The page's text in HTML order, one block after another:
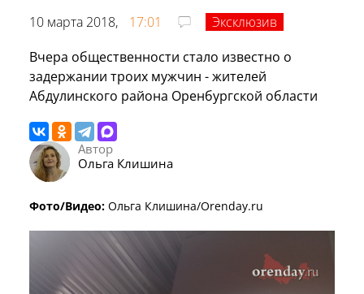
10 марта 2018, 17:01
Эксклюзив
Вчера общественности стало известно о
задержании троих мужчин - жителей
Абдулинского района Оренбургской области
Автор
Ольга Клишина
Фото/Видео: Ольга Клишина/Orenday.ru